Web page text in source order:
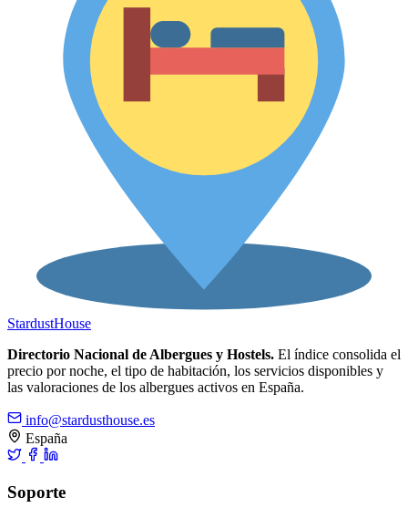
StardustHouse
Directorio Nacional de Albergues y Hostels. El índice consolida el
precio por noche, el tipo de habitación, los servicios disponibles y
las valoraciones de los albergues activos en España.
info@stardusthouse.es
España
Soporte